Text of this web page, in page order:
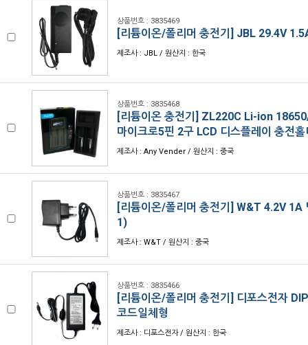
상품번호 : 3835469
[리튬이온/폴리머 충전기] JBL 29.4V
제조사 : JBL / 원산지 : 한국
상품번호 : 3835468
[리튬이온 충전기] ZL220C Li-ion
마이크로5핀 2구 LCD 디스플레이 충전홀
제조사 : Any Vender / 원산지 : 중국
상품번호 : 3835467
[리튬이온/폴리머 충전기] W&T 4.2V 1A
1)
제조사 : W&T / 원산지 : 중국
상품번호 : 3835466
[리튬이온/폴리머 충전기] 디포스전자
코드일체형
제조사 : 디포스전자 / 원산지 : 한국